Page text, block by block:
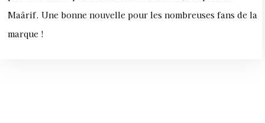
Maârif. Une bonne nouvelle pour les nombreuses fans de la
marque !